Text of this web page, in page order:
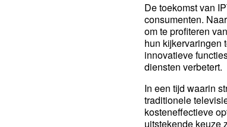
De toekomst van
consumenten.
om te profiteren
hun kijkervaringen
innovatieve
diensten verbetert.
In een tijd waarin
traditionele
kosteneffectieve
uitstekende keuze